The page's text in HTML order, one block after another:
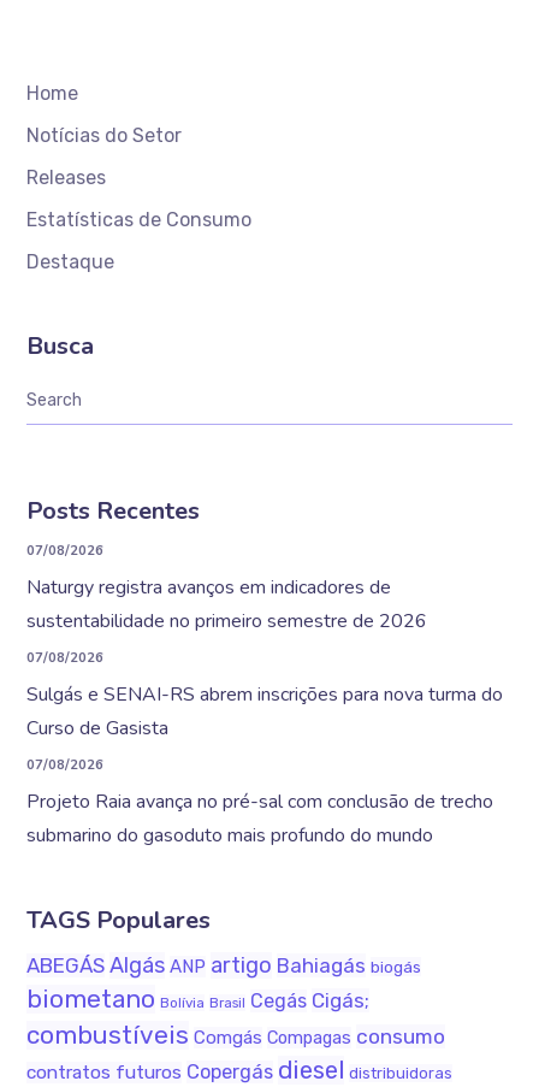
Home
Notícias do Setor
Releases
Estatísticas de Consumo
Destaque
Busca
Posts Recentes
07/08/2026
Naturgy registra avanços em indicadores de
sustentabilidade no primeiro semestre de 2026
07/08/2026
Sulgás e SENAI-RS abrem inscrições para nova turma do
Curso de Gasista
07/08/2026
Projeto Raia avança no pré-sal com conclusão de trecho
submarino do gasoduto mais profundo do mundo
TAGS Populares
ABEGÁS Algás ANP artigo Bahiagás biogás
biometano Bolívia Brasil Cegás Cigás;
combustíveis Comgás Compagas consumo
contratos futuros Copergás diesel distribuidoras